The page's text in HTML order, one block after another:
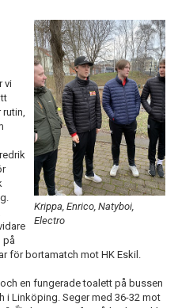
Krippa, Enrico, Natyboi,
Electro
vi
rutin,
på
för bortamatch mot HK Eskil.
en fungerade toalett på bussen
i Linköping. Seger med 36-32 mot